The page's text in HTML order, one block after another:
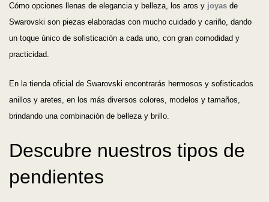
Cómo opciones llenas de elegancia y belleza, los aros y joyas de
Swarovski son piezas elaboradas con mucho cuidado y cariño, dando
un toque único de sofisticación a cada uno, con gran comodidad y
practicidad.
En la tienda oficial de Swarovski encontrarás hermosos y sofisticados
anillos y aretes, en los más diversos colores, modelos y tamaños,
brindando una combinación de belleza y brillo.
Descubre nuestros tipos de
pendientes